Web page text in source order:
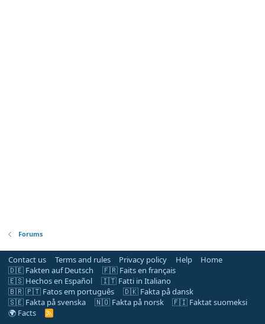
Forums
Contact us Terms and rules Privacy policy Help
Home
🇩🇪 Fakten auf Deutsch
🇫🇷 Faits en français
🇪🇸 Hechos en Español
🇮🇹 Fatti in Italiano
🇧🇷 🇵🇹 Fatos em português
🇩🇰 Fakta på dansk
🇸🇪 Fakta på svenska
🇳🇴 Fakta på norsk
🇫🇮 Faktat suomeksi
🌍 Facts
R